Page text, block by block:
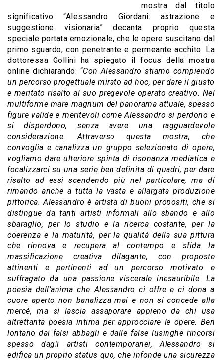
mostra dal titolo
significativo “Alessandro Giordani: astrazione e
suggestione visionaria” decanta proprio questa
speciale portata emozionale, che le opere suscitano dal
primo sguardo, con penetrante e permeante acchito. La
dottoressa Gollini ha spiegato il focus della mostra
online dichiarando: “Con Alessandro stiamo compiendo
un percorso progettuale mirato ad hoc, per dare il giusto
e meritato risalto al suo pregevole operato creativo. Nel
multiforme mare magnum del panorama attuale, spesso
figure valide e meritevoli come Alessandro si perdono e
si disperdono, senza avere una ragguardevole
considerazione. Attraverso questa mostra, che
convoglia e canalizza un gruppo selezionato di opere,
vogliamo dare ulteriore spinta di risonanza mediatica e
focalizzarci su una serie ben definita di quadri, per dare
risalto ad essi scendendo più nel particolare, ma di
rimando anche a tutta la vasta e allargata produzione
pittorica. Alessandro è artista di buoni propositi, che si
distingue da tanti artisti informali allo sbando e allo
sbaraglio, per lo studio e la ricerca costante, per la
coerenza e la maturità, per la qualità della sua pittura
che rinnova e recupera al contempo e sfida la
massificazione creativa dilagante, con proposte
attinenti e pertinenti ad un percorso motivato e
suffragato da una passione viscerale inesauribile. La
poesia dell’anima che Alessandro ci offre e ci dona a
cuore aperto non banalizza mai e non si concede alla
mercé, ma si lascia assaporare appieno da chi usa
altrettanta poesia intima per approcciare le opere. Ben
lontano dai falsi abbagli e dalle false lusinghe rincorsi
spesso dagli artisti contemporanei, Alessandro si
edifica un proprio status quo, che infonde una sicurezza